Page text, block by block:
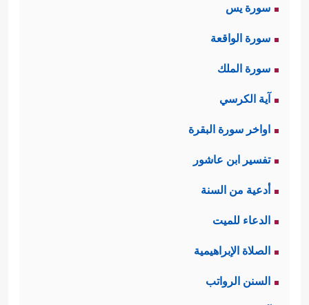
سورة يس
سورة الواقعة
سورة الملك
آية الكرسي
اواخر سورة البقرة
تفسير ابن عاشور
أدعية من السنة
الدعاء للميت
الصلاة الإبراهيمية
السنن الرواتب